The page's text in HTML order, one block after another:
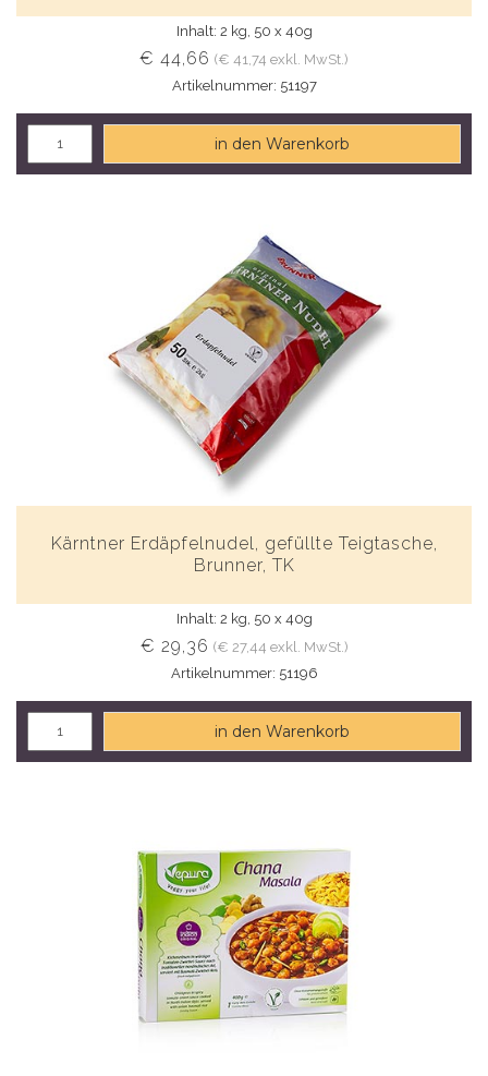
Inhalt: 2 kg, 50 x 40g
€ 44,66 (€ 41,74 exkl. MwSt.)
Artikelnummer: 51197
in den Warenkorb
Kärntner Erdäpfelnudel, gefüllte Teigtasche,
Brunner, TK
Inhalt: 2 kg, 50 x 40g
€ 29,36 (€ 27,44 exkl. MwSt.)
Artikelnummer: 51196
in den Warenkorb